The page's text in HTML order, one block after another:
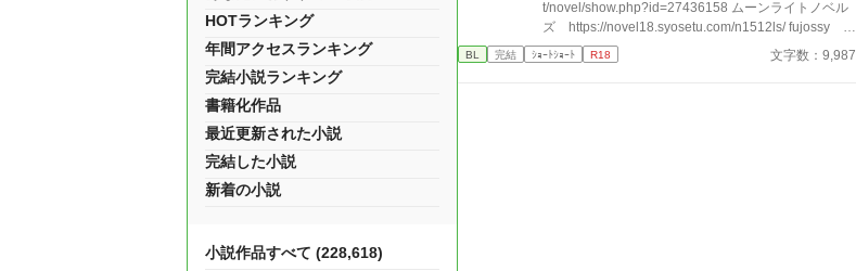
よ・・・・。」 優弥「マジか・・・。」 消防署で開
かれたお祭りに連れて行った太陽。 太陽の存在を知
った一人の消防士さんが・・・私に言った。 「俺は
t/novel/show.php?id=27436158 ムーンライトノベル
ズ https://novel18.syosetu.com/n1512ls/ fujossy ht
tps://fujossy.jp/books/31185
BL 完結 ｼｮｰﾄｼｮｰﾄ R18 文字数：9,987
HOTランキング
年間アクセスランキング
完結小説ランキング
書籍化作品
最近更新された小説
完結した小説
新着の小説
小説作品すべて (228,618)